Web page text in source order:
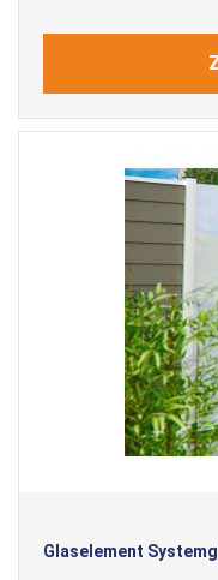
Glaselement